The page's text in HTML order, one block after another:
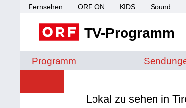
Fernsehen ORF ON KIDS Sound
TV-Programm
Programm
Lokal zu sehen in